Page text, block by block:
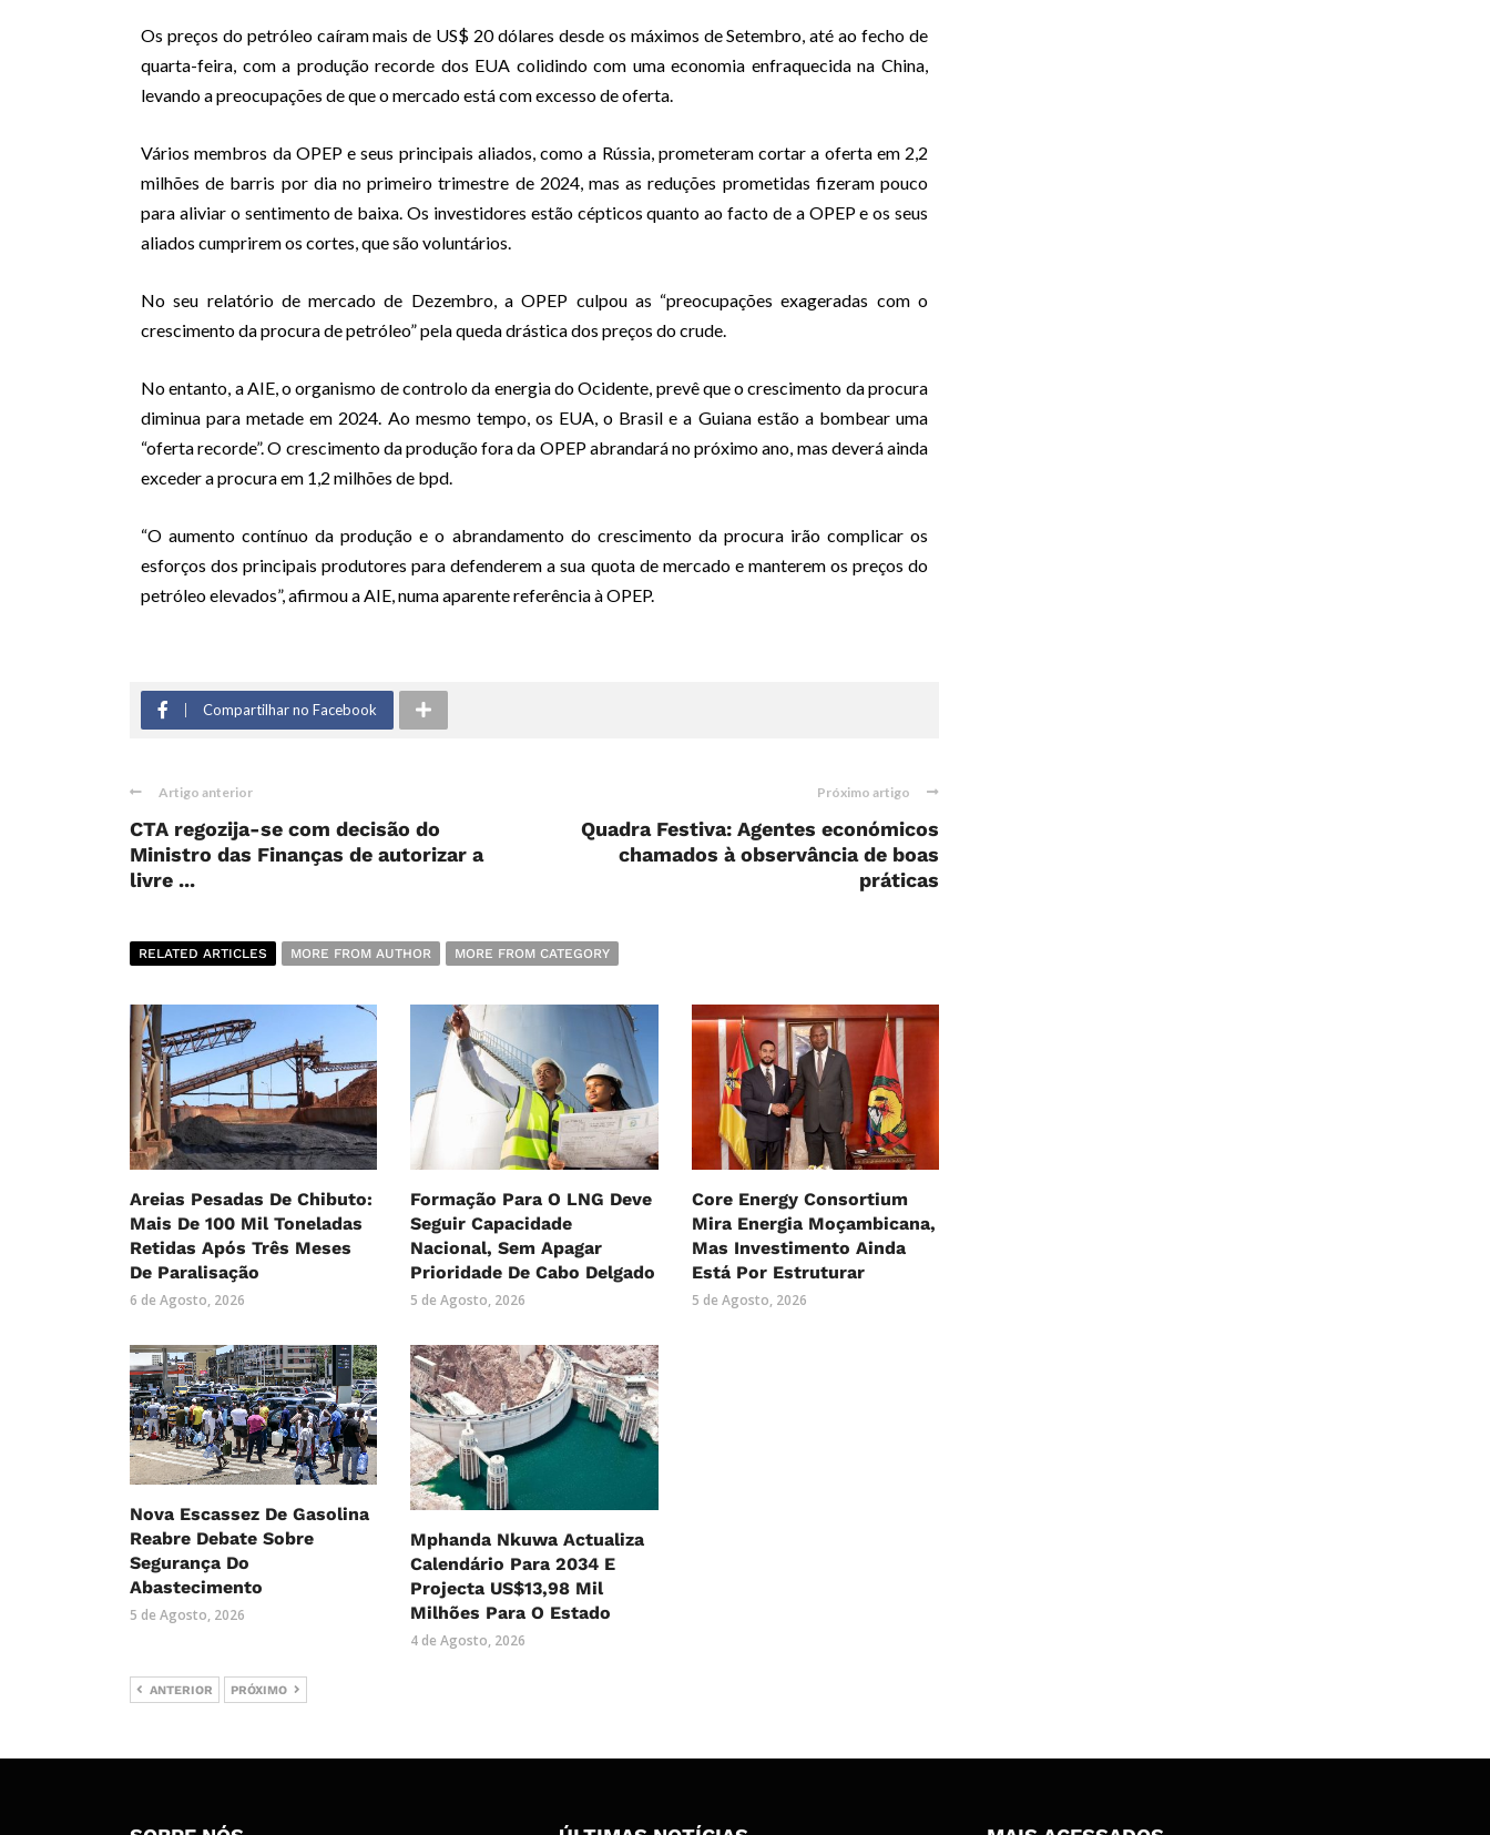
Os preços do petróleo caíram mais de US$ 20 dólares desde os máximos de Setembro, até ao fecho de
quarta-feira, com a produção recorde dos EUA colidindo com uma economia enfraquecida na China,
levando a preocupações de que o mercado está com excesso de oferta.
Vários membros da OPEP e seus principais aliados, como a Rússia, prometeram cortar a oferta em 2,2
milhões de barris por dia no primeiro trimestre de 2024, mas as reduções prometidas fizeram pouco
para aliviar o sentimento de baixa. Os investidores estão cépticos quanto ao facto de a OPEP e os seus
aliados cumprirem os cortes, que são voluntários.
No seu relatório de mercado de Dezembro, a OPEP culpou as “preocupações exageradas com o
crescimento da procura de petróleo” pela queda drástica dos preços do crude.
No entanto, a AIE, o organismo de controlo da energia do Ocidente, prevê que o crescimento da procura
diminua para metade em 2024. Ao mesmo tempo, os EUA, o Brasil e a Guiana estão a bombear uma
“oferta recorde”. O crescimento da produção fora da OPEP abrandará no próximo ano, mas deverá ainda
exceder a procura em 1,2 milhões de bpd.
“O aumento contínuo da produção e o abrandamento do crescimento da procura irão complicar os
esforços dos principais produtores para defenderem a sua quota de mercado e manterem os preços do
petróleo elevados”, afirmou a AIE, numa aparente referência à OPEP.
Compartilhar no Facebook
Artigo anterior
CTA regozija-se com decisão do
Ministro das Finanças de autorizar a
livre ...
Próximo artigo
Quadra Festiva: Agentes económicos
chamados à observância de boas
práticas
RELATED ARTICLES MORE FROM AUTHOR MORE FROM CATEGORY
Areias Pesadas De Chibuto:
Mais De 100 Mil Toneladas
Retidas Após Três Meses
De Paralisação
6 de Agosto, 2026
Formação Para O LNG Deve
Seguir Capacidade
Nacional, Sem Apagar
Prioridade De Cabo Delgado
5 de Agosto, 2026
Core Energy Consortium
Mira Energia Moçambicana,
Mas Investimento Ainda
Está Por Estruturar
5 de Agosto, 2026
Nova Escassez De Gasolina
Reabre Debate Sobre
Segurança Do
Abastecimento
5 de Agosto, 2026
Mphanda Nkuwa Actualiza
Calendário Para 2034 E
Projecta US$13,98 Mil
Milhões Para O Estado
4 de Agosto, 2026
ANTERIOR PRÓXIMO